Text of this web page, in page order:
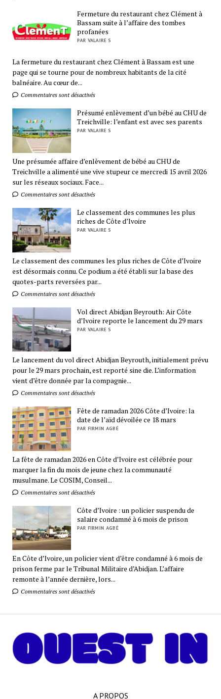
Fermeture du restaurant chez Clément à
Bassam suite à l’affaire des tombes
profanées
PAR VALAIRE S
La fermeture du restaurant chez Clément à Bassam est une
page qui se tourne pour de nombreux habitants de la cité
balnéaire. Au cœur de...
Commentaires sont désactivés
Présumé enlèvement d’un bébé au CHU de
Treichville: l’enfant est avec ses parents
PAR VALAIRE S
Une présumée affaire d’enlèvement de bébé au CHU de
Treichville a alimenté une vive stupeur ce mercredi 15 avril 2026
sur les réseaux sociaux. Face...
Commentaires sont désactivés
Le classement des communes les plus
riches de Côte d’Ivoire
PAR VALAIRE S
Le classement des communes les plus riches de Côte d’Ivoire
est désormais connu. Ce podium a été établi sur la base des
quotes-parts reversées par...
Commentaires sont désactivés
Vol direct Abidjan Beyrouth: Air Côte
d’Ivoire reporte le lancement du 29 mars
PAR VALAIRE S
Le lancement du vol direct Abidjan Beyrouth, initialement prévu
pour le 29 mars prochain, est reporté sine die. L’information
vient d’être donnée par la compagnie...
Commentaires sont désactivés
Fête de ramadan 2026 Côte d’Ivoire: la
date de l’aïd dévoilée ce 18 mars
PAR FIRMIN AGBÉ
La fête de ramadan 2026 en Côte d’Ivoire est célébrée pour
marquer la fin du mois de jeune chez la communauté
musulmane. Le COSIM, Conseil...
Commentaires sont désactivés
Côte d’Ivoire : un policier suspendu de
salaire condamné à 6 mois de prison
PAR FIRMIN AGBÉ
En Côte d’Ivoire, un policier vient d’être condamné à 6 mois de
prison ferme par le Tribunal Militaire d’Abidjan. L’affaire
remonte à l’année dernière, lors...
Commentaires sont désactivés
A PROPOS